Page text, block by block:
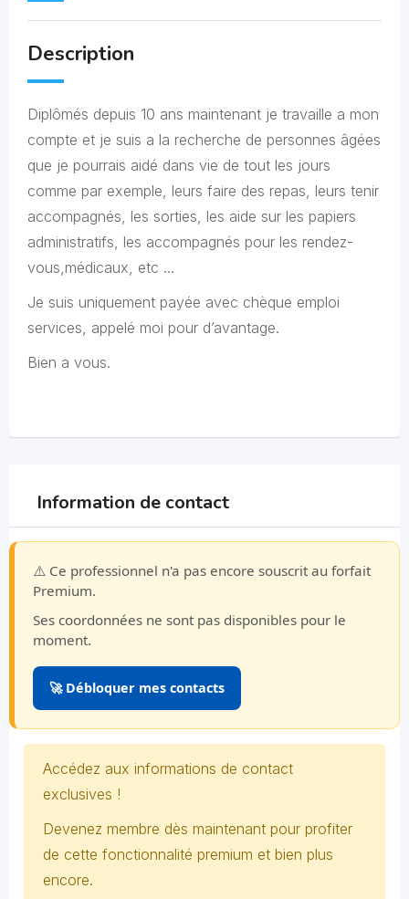
Description
Diplômés depuis 10 ans maintenant je travaille a mon
compte et je suis a la recherche de personnes âgées
que je pourrais aidé dans vie de tout les jours
comme par exemple, leurs faire des repas, leurs tenir
accompagnés, les sorties, les aide sur les papiers
administratifs, les accompagnés pour les rendez-
vous,médicaux, etc …
Je suis uniquement payée avec chèque emploi
services, appelé moi pour d’avantage.
Bien a vous.
Information de contact
⚠️ Ce professionnel n'a pas encore souscrit au forfait
Premium.
Ses coordonnées ne sont pas disponibles pour le
moment.
🚀 Débloquer mes contacts
Accédez aux informations de contact
exclusives !
Devenez membre dès maintenant pour profiter
de cette fonctionnalité premium et bien plus
encore.